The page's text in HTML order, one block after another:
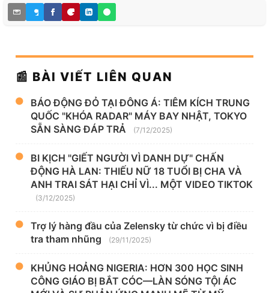
📰 BÀI VIẾT LIÊN QUAN
BÁO ĐỘNG ĐỎ TẠI ĐÔNG Á: TIÊM KÍCH TRUNG
QUỐC "KHÓA RADAR" MÁY BAY NHẬT, TOKYO
SẴN SÀNG ĐÁP TRẢ
(7/12/2025)
BI KỊCH "GIẾT NGƯỜI VÌ DANH DỰ" CHẤN
ĐỘNG HÀ LAN: THIẾU NỮ 18 TUỔI BỊ CHA VÀ
ANH TRAI SÁT HẠI CHỈ VÌ... MỘT VIDEO TIKTOK
(3/12/2025)
Trợ lý hàng đầu của Zelensky từ chức vì bị điều
tra tham nhũng
(29/11/2025)
KHỦNG HOẢNG NIGERIA: HƠN 300 HỌC SINH
CÔNG GIÁO BỊ BẮT CÓC—LÀN SÓNG TỘI ÁC